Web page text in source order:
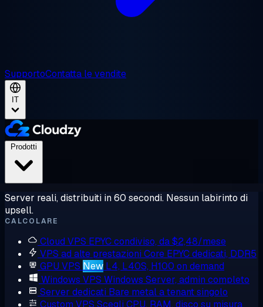
SupportoContatta le vendite
IT
Server reali, distribuiti in 60 secondi. Nessun labirinto di
upsell.
CALCOLARE
Cloud VPS EPYC condiviso, da $2,48/mese
VPS ad alte prestazioni Core EPYC dedicati, DDR5
GPU VPS New L4, L40S, H100 on demand
Windows VPS Windows Server, admin completo
Server dedicati Bare metal a tenant singolo
Custom VPS Scegli CPU, RAM, disco su misura